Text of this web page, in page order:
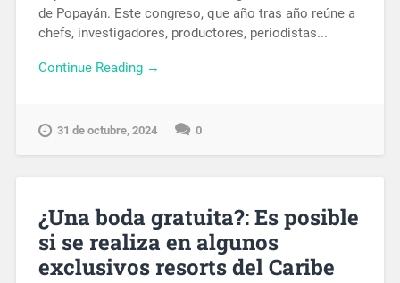
de Popayán. Este congreso, que año tras año reúne a
chefs, investigadores, productores, periodistas...
Continue Reading →
31 de octubre, 2024 0
¿Una boda gratuita?: Es posible
si se realiza en algunos
exclusivos resorts del Caribe